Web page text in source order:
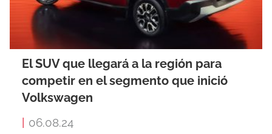
El SUV que llegará a la región para
competir en el segmento que inició
Volkswagen
06.08.24